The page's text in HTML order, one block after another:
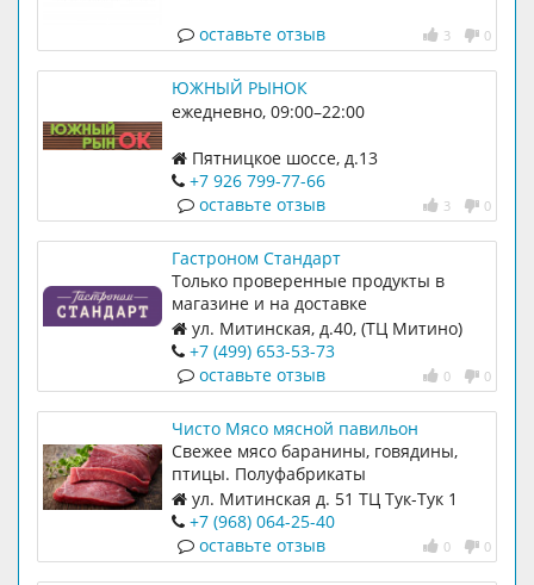
3 0
оставьте отзыв
ЮЖНЫЙ РЫНОК
ежедневно, 09:00–22:00
Пятницкое шоссе, д.13
+7 926 799-77-66
3 0
оставьте отзыв
Гастроном Стандарт
Только проверенные продукты в
магазине и на доставке
ул. Митинская, д.40, (ТЦ Митино)
+7 (499) 653-53-73
0 0
оставьте отзыв
Чисто Мясо мясной павильон
Свежее мясо баранины, говядины,
птицы. Полуфабрикаты
ул. Митинская д. 51 ТЦ Тук-Тук 1
этаж+7 (968) 064-25-40
0 0
оставьте отзыв